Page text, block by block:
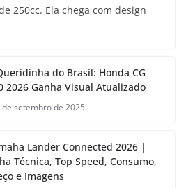
250cc. Ela chega com design
do Brasil: Honda CG
2026 Ganha Visual Atualizado
de setembro de 2025
Lander Connected 2026 |
Técnica, Top Speed, Consumo,
e Imagens